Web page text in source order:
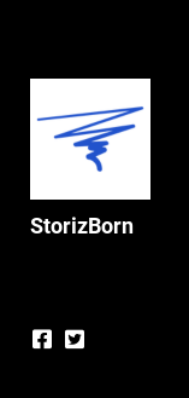
StorizBorn